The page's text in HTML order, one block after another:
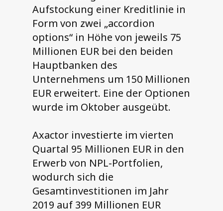
Aufstockung einer Kreditlinie in
Form von zwei „accordion
options“ in Höhe von jeweils 75
Millionen EUR bei den beiden
Hauptbanken des
Unternehmens um 150 Millionen
EUR erweitert. Eine der Optionen
wurde im Oktober ausgeübt.
Axactor investierte im vierten
Quartal 95 Millionen EUR in den
Erwerb von NPL-Portfolien,
wodurch sich die
Gesamtinvestitionen im Jahr
2019 auf 399 Millionen EUR